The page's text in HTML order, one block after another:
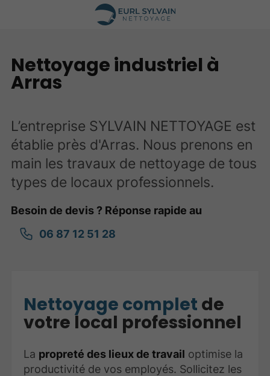
Nettoyage industriel à
Arras
L’entreprise SYLVAIN NETTOYAGE est
établie près d'Arras. Nous prenons en
main les travaux de nettoyage de tous
types de locaux professionnels.
Besoin de devis ? Réponse rapide au
06 87 12 51 28
Nettoyage complet de
votre local professionnel
La propreté des lieux de travail optimise la
productivité de vos employés. Sollicitez les